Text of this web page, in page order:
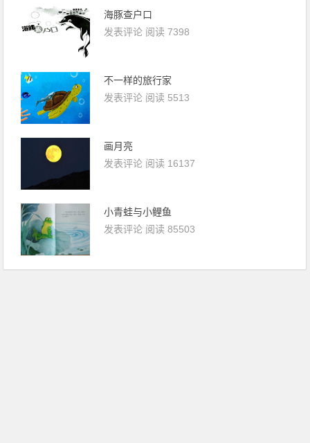
海豚查户口
发表评论 阅读 7398
不一样的旅行家
发表评论 阅读 5513
画月亮
发表评论 阅读 16137
小青蛙与小鲤鱼
发表评论 阅读 85503